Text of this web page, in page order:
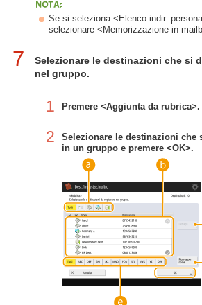
Se si seleziona <Elenco indir.
selezionare <Memorizzazione in
7
Selezionare le destinazioni che si
nel gruppo.
1 Premere <Aggiunta da rubrica>.
2
Selezionare le destinazioni che
in un gruppo e premere <OK>.